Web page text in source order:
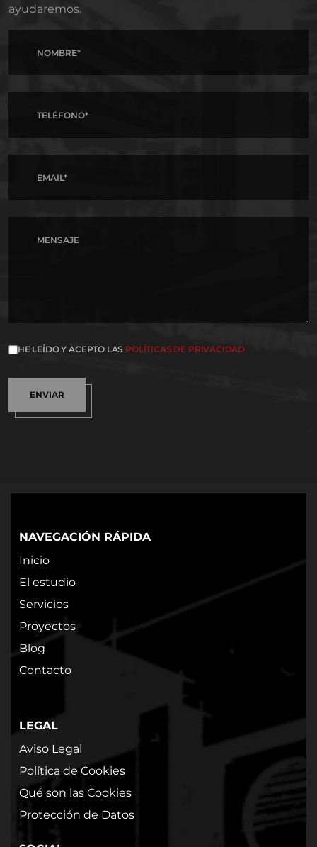
ayudaremos.
HE LEÍDO Y ACEPTO LAS POLÍTICAS DE PRIVACIDAD
ENVIAR
NAVEGACIÓN RÁPIDA
Inicio
El estudio
Servicios
Proyectos
Blog
Contacto
LEGAL
Aviso Legal
Política de Cookies
Qué son las Cookies
Protección de Datos